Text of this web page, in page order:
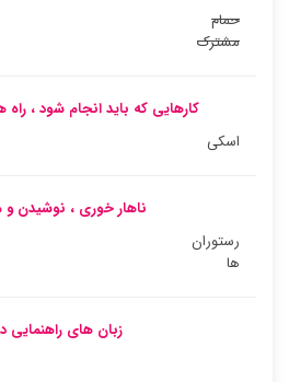
حمام
مشترک
کارهایی که باید انجام شود ،
اسکی
ناهار خوری ، نوشیدن و
رستوران
ها
زبان های راهنمایی